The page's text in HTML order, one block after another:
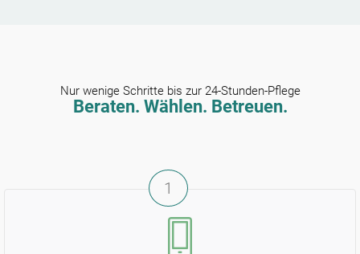
Nur wenige Schritte bis zur 24-Stunden-Pflege
Beraten. Wählen. Betreuen.
1